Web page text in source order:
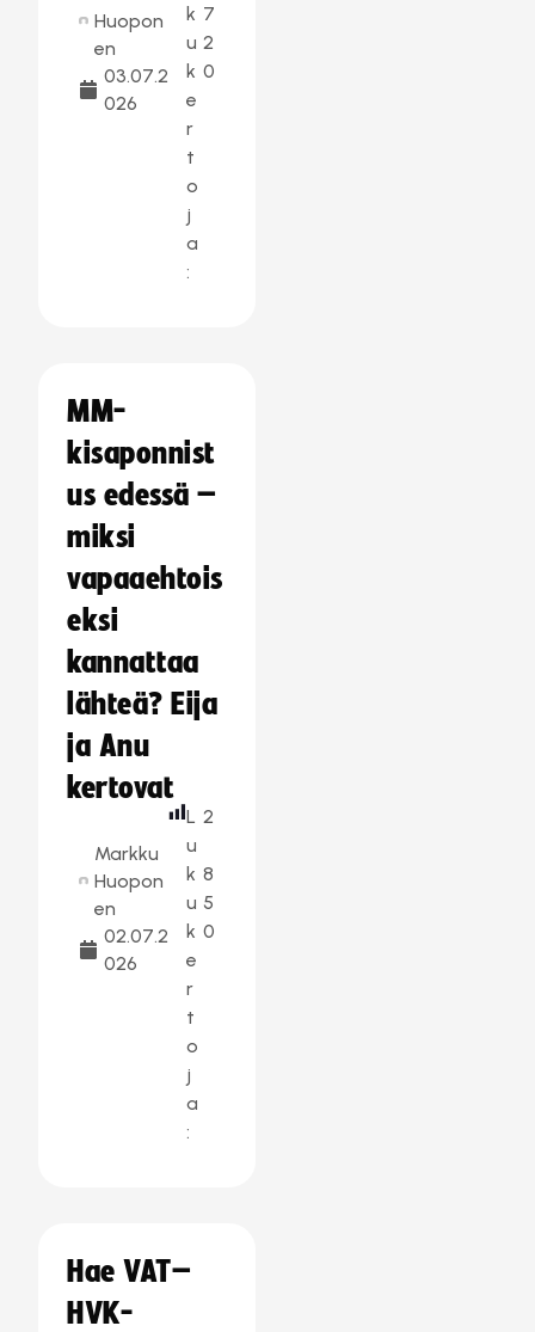
Huopon
en
03.07.2
026
k
u
k
e
r
t
o
j
a
:
7
2
0
MM-
kisaponnist
us edessä –
miksi
vapaaehtois
eksi
kannattaa
lähteä? Eija
ja Anu
kertovat
Markku
Huopon
en
02.07.2
026
L
u
k
u
k
e
r
t
o
j
a
:
2
8
5
0
Hae VAT–
HVK-